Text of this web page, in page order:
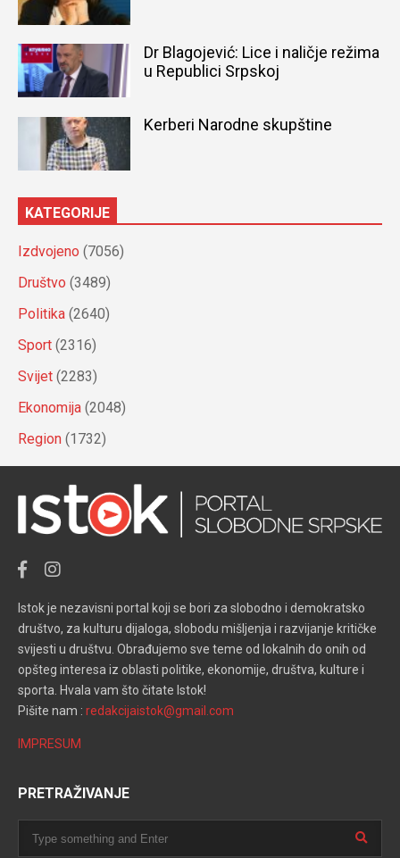
Dr Blagojević: Lice i naličje režima
u Republici Srpskoj
Kerberi Narodne skupštine
KATEGORIJE
Izdvojeno (7056)
Društvo (3489)
Politika (2640)
Sport (2316)
Svijet (2283)
Ekonomija (2048)
Region (1732)
Istok je nezavisni portal koji se bori za slobodno i demokratsko
društvo, za kulturu dijaloga, slobodu mišljenja i razvijanje kritičke
svijesti u društvu. Obrađujemo sve teme od lokalnih do onih od
opšteg interesa iz oblasti politike, ekonomije, društva, kulture i
sporta. Hvala vam što čitate Istok!
Pišite nam : redakcijaistok@gmail.com
IMPRESUM
PRETRAŽIVANJE